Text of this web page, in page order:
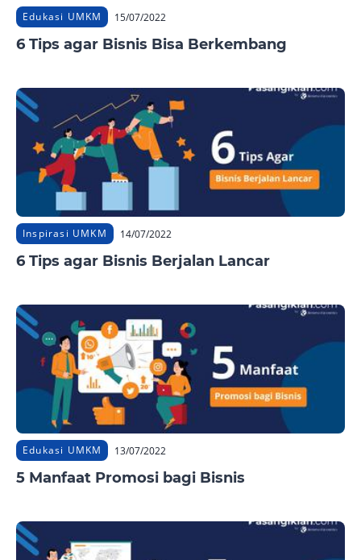
Edukasi UMKM 15/07/2022
6 Tips agar Bisnis Bisa Berkembang
Inspirasi UMKM 14/07/2022
6 Tips agar Bisnis Berjalan Lancar
Edukasi UMKM 13/07/2022
5 Manfaat Promosi bagi Bisnis